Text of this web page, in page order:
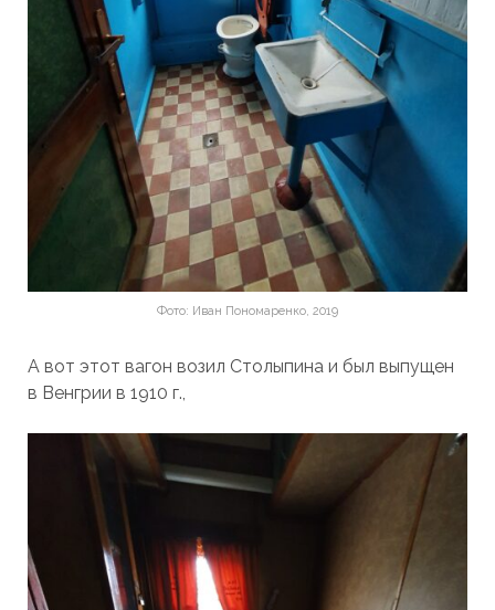
Фото: Иван Пономаренко, 2019
А вот этот вагон возил Столыпина и был выпущен
в Венгрии в 1910 г.,